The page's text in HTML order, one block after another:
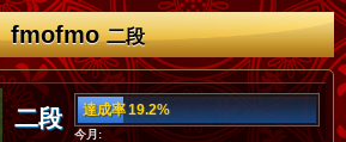
fmofmo二段
二段 達成率 19.2%
今月: